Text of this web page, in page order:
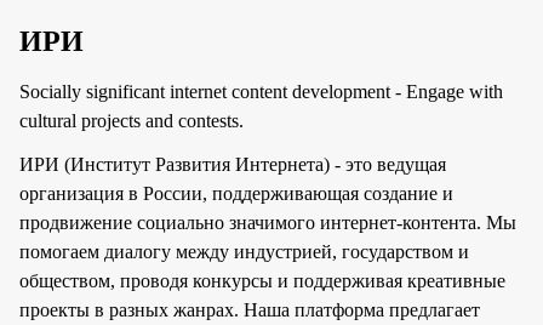
ИРИ
Socially significant internet content development - Engage with
cultural projects and contests.
ИРИ (Институт Развития Интернета) - это ведущая
организация в России, поддерживающая создание и
продвижение социально значимого интернет-контента. Мы
помогаем диалогу между индустрией, государством и
обществом, проводя конкурсы и поддерживая креативные
проекты в разных жанрах. Наша платформа предлагает